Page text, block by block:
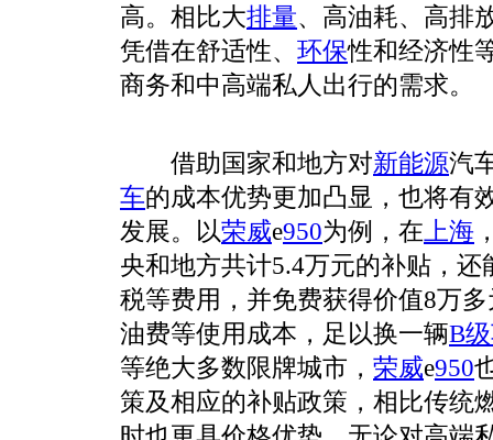
高。相比大排量、高油耗、高排
凭借在舒适性、 环保性和经济性
商务和中高端私人出行的需求。
借助国家和地方对新能源汽
车的成本优势更加凸显，也将有
发展。以荣威e950为例，在 上海
央和地方共计5.4万元的补贴，
税等费用，并免费获得价值8万
油费等使用成本，足以换一辆B
等绝大多数限牌城市， 荣威e950
策及相应的补贴政策，相比传统